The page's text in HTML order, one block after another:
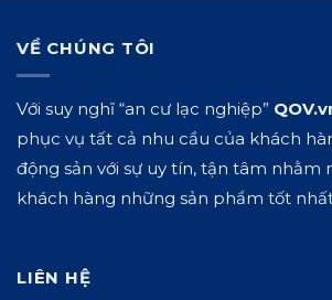
VỀ CHÚNG TÔI
Với suy nghĩ “an cư lạc nghiệp”
phục vụ tất cả nhu cầu của khách
động sản với sự uy tín, tận tâm nhằm
khách hàng những sản phẩm tốt
LIÊN HỆ